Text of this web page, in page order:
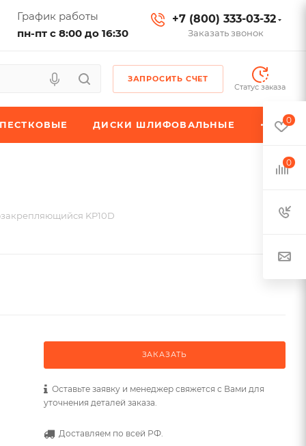
График работы
пн-пт с 8:00 до 16:30
+7 (800) 333-03-32
Заказать звонок
ЗАПРОСИТЬ СЧЕТ
Статус заказа
ДИСКИ ШЛИФОВАЛЬНЫЕ
KP10D
ЗАКАЗАТЬ
Оставьте заявку и менеджер свяжется с Вами для
уточнения деталей заказа.
Доставляем по всей РФ.
0
0